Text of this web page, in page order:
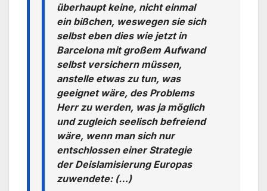
überhaupt keine, nicht einmal
ein bißchen, weswegen sie sich
selbst eben dies wie jetzt in
Barcelona mit großem Aufwand
selbst versichern müssen,
anstelle etwas zu tun, was
geeignet wäre, des Problems
Herr zu werden, was ja möglich
und zugleich seelisch befreiend
wäre, wenn man sich nur
entschlossen einer Strategie
der Deislamisierung Europas
zuwendete: (…)